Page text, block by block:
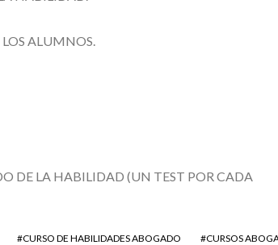
ALUMNOS.
DE LA HABILIDAD (UN TEST POR CADA
CURSO DE HABILIDADES ABOGADO
CURSOS